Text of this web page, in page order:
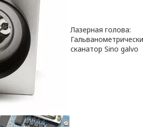
Лазерная голова:
сканатор Sino galvo